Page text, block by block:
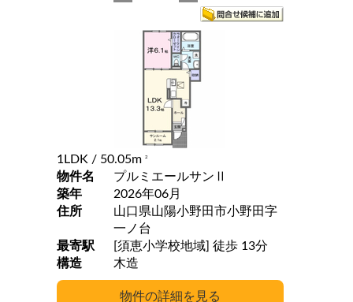
1LDK / 50.05m 2
物件名
プルミエールサンⅡ
築年
2026年06月
住所
山口県山陽小野田市小野田字
一ノ台
最寄駅
[須恵小学校地域] 徒歩 13分
構造
木造